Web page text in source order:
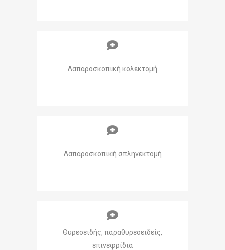
Λαπαροσκοπική κολεκτομή
Λαπαροσκοπική σπληνεκτομή
Θυρεοειδής, παραθυρεοειδείς,
επινεφρίδια